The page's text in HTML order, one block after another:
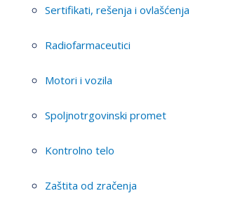
Sertifikati, rešenja i ovlašćenja
Radiofarmaceutici
Motori i vozila
Spoljnotrgovinski promet
Kontrolno telo
Zaštita od zračenja